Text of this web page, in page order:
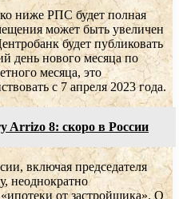
ниже РПС будет полная
может быть увеличен
будет публиковать
день нового месяца по
месяца, это
с 7 апреля 2023 года.
Arrizo 8: скоро в России
включая председателя
неоднократно
от застройщика». О